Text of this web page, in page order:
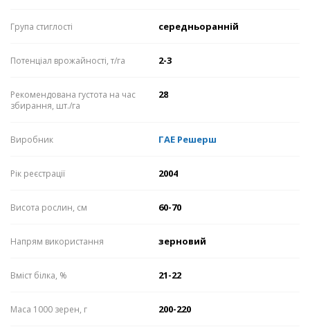
Група стиглості середньоранній
Потенціал врожайності, т/га 2-3
Рекомендована густота на час
збирання, шт./га
28
Виробник ГАЕ Решерш
Рік реєстрації 2004
Висота рослин, см 60-70
Напрям використання зерновий
Вміст білка, % 21-22
Маса 1000 зерен, г 200-220